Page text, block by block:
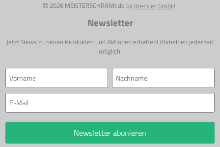
2026 MEISTERSCHRANK.de by Kreckler GmbH
Newsletter
Jetzt News zu neuen Produkten und Aktionen erhalten! Abmelden jederzeit
möglich.
Newsletter abonieren